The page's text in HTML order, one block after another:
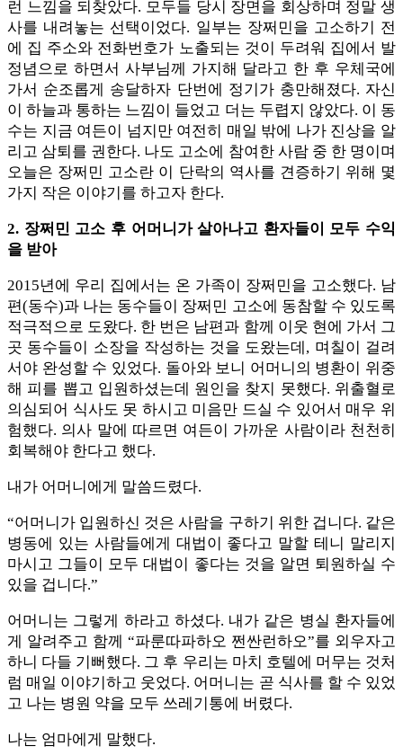
런 느낌을 되찾았다. 모두들 당시 장면을 회상하며 정말 생
사를 내려놓는 선택이었다. 일부는 장쩌민을 고소하기 전
에 집 주소와 전화번호가 노출되는 것이 두려워 집에서 발
정념으로 하면서 사부님께 가지해 달라고 한 후 우체국에
가서 순조롭게 송달하자 단번에 정기가 충만해졌다. 자신
이 하늘과 통하는 느낌이 들었고 더는 두렵지 않았다. 이 동
수는 지금 여든이 넘지만 여전히 매일 밖에 나가 진상을 알
리고 삼퇴를 권한다. 나도 고소에 참여한 사람 중 한 명이며
오늘은 장쩌민 고소란 이 단락의 역사를 견증하기 위해 몇
가지 작은 이야기를 하고자 한다.
2. 장쩌민 고소 후 어머니가 살아나고 환자들이 모두 수익
을 받아
2015년에 우리 집에서는 온 가족이 장쩌민을 고소했다. 남
편(동수)과 나는 동수들이 장쩌민 고소에 동참할 수 있도록
적극적으로 도왔다. 한 번은 남편과 함께 이웃 현에 가서 그
곳 동수들이 소장을 작성하는 것을 도왔는데, 며칠이 걸려
서야 완성할 수 있었다. 돌아와 보니 어머니의 병환이 위중
해 피를 뽑고 입원하셨는데 원인을 찾지 못했다. 위출혈로
의심되어 식사도 못 하시고 미음만 드실 수 있어서 매우 위
험했다. 의사 말에 따르면 여든이 가까운 사람이라 천천히
회복해야 한다고 했다.
내가 어머니에게 말씀드렸다.
“어머니가 입원하신 것은 사람을 구하기 위한 겁니다. 같은
병동에 있는 사람들에게 대법이 좋다고 말할 테니 말리지
마시고 그들이 모두 대법이 좋다는 것을 알면 퇴원하실 수
있을 겁니다.”
어머니는 그렇게 하라고 하셨다. 내가 같은 병실 환자들에
게 알려주고 함께 “파룬따파하오 쩐싼런하오”를 외우자고
하니 다들 기뻐했다. 그 후 우리는 마치 호텔에 머무는 것처
럼 매일 이야기하고 웃었다. 어머니는 곧 식사를 할 수 있었
고 나는 병원 약을 모두 쓰레기통에 버렸다.
나는 엄마에게 말했다.